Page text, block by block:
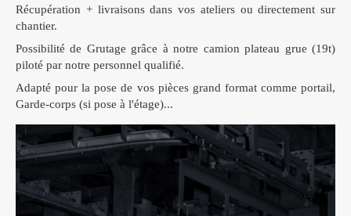
Récupération + livraisons dans vos ateliers ou directement sur
chantier.
Possibilité de Grutage grâce à notre camion plateau grue (19t)
piloté par notre personnel qualifié.
Adapté pour la pose de vos pièces grand format comme portail,
Garde-corps (si pose à l'étage)...